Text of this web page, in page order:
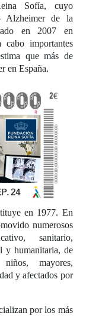
Sofía, cuyo
Alzheimer de la
en 2007 en
importantes
que más de
en España.
en 1977. En
numerosos
sanitario,
y humanitaria, de
mayores,
y afectados por
por los más